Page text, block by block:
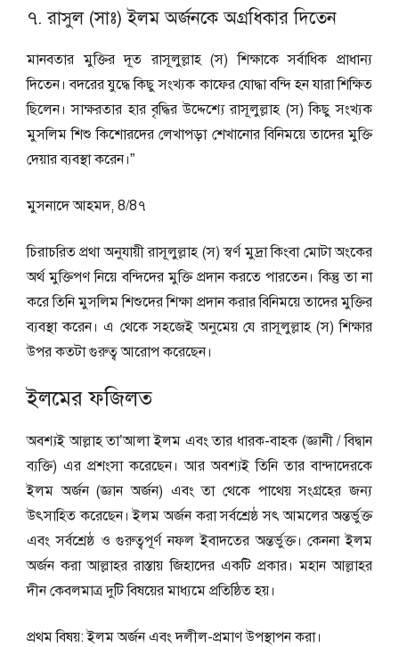
৭. রাসুল (সাঃ) ইলম অর্জনকে অগ্রধিকার দিতেন
মানবতার মুক্তির দূত রাসূলুল্লাহ (স) শিক্ষাকে সর্বাধিক প্রাধান্য
দিতেন। বদরের যুদ্ধে কিছু সংখ্যক কাফের যোদ্ধা বন্দি হন যারা শিক্ষিত
ছিলেন। সাক্ষরতার হার বৃদ্ধির উদ্দেশ্যে রাসূলুল্লাহ (স) কিছু সংখ্যক
মুসলিম শিশু কিশোরদের লেখাপড়া শেখানোর বিনিময়ে তাদের মুক্তি
দেয়ার ব্যবস্থা করেন।”
মুসনাদে আহমদ, 8/8৭
চিরাচরিত প্রথা অনুযায়ী রাসূলুল্লাহ (স) স্বর্ণ মুদ্রা কিংবা মোটা অংকের
অর্থ মুক্তিপণ নিয়ে বন্দিদের মুক্তি প্রদান করতে পারতেন। কিন্তু তা না
করে তিনি মুসলিম শিশুদের শিক্ষা প্রদান করার বিনিময়ে তাদের মুক্তির
ব্যবস্থা করেন। এ থেকে সহজেই অনুমেয় যে রাসূলুল্লাহ (স) শিক্ষার
উপর কতটা গুরুত্ব আরোপ করেছেন।
ইলমের ফজিলত
অবশ্যই আল্লাহ তা’আলা ইলম এবং তার ধারক-বাহক (জ্ঞানী / বিদ্বান
ব্যক্তি) এর প্রশংসা করেছেন। আর অবশ্যই তিনি তার বান্দাদেরকে
ইলম অর্জন (জ্ঞান অর্জন) এবং তা থেকে পাথেয় সংগ্রহের জন্য
উৎসাহিত করেছেন। ইলম অর্জন করা সর্বশ্রেষ্ঠ সৎ আমলের অন্তর্ভুক্ত
এবং সর্বশ্রেষ্ঠ ও গুরুত্বপূর্ণ নফল ইবাদতের অন্তর্ভুক্ত। কেননা ইলম
অর্জন করা আল্লাহর রাস্তায় জিহাদের একটি প্রকার। মহান আল্লাহর
দীন কেবলমাত্র দুটি বিষয়ের মাধ্যমে প্রতিষ্ঠিত হয়।
প্রথম বিষয়: ইলম অর্জন এবং দলীল-প্রমাণ উপস্থাপন করা।